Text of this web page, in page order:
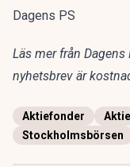
Dagens PS
Läs mer från Dagens
nyhetsbrev är
Aktiefonder
Stockholmsbörsen